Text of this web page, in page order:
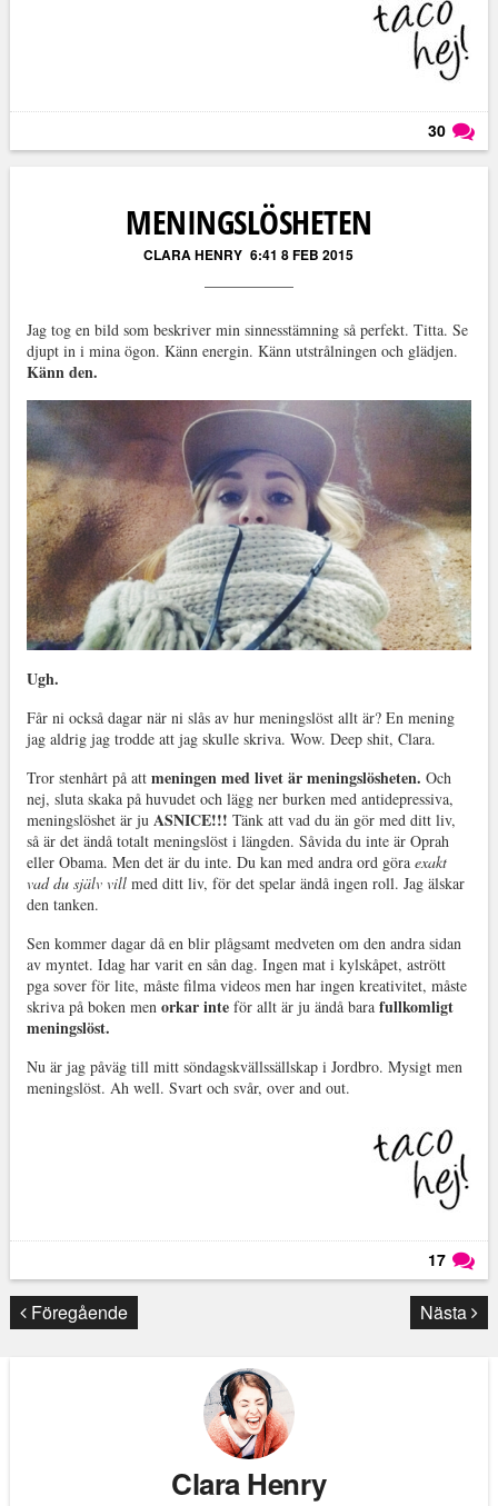
30
MENINGSLÖSHETEN
CLARA HENRY 6:41 8 FEB 2015
Jag tog en bild som beskriver min sinnesstämning så perfekt. Titta. Se
djupt in i mina ögon. Känn energin. Känn utstrålningen och glädjen.
Känn den.
Ugh.
Får ni också dagar när ni slås av hur meningslöst allt är? En mening
jag aldrig jag trodde att jag skulle skriva. Wow. Deep shit, Clara.
Tror stenhårt på att meningen med livet är meningslösheten. Och
nej, sluta skaka på huvudet och lägg ner burken med antidepressiva,
meningslöshet är ju ASNICE!!! Tänk att vad du än gör med ditt liv,
så är det ändå totalt meningslöst i längden. Såvida du inte är Oprah
eller Obama. Men det är du inte. Du kan med andra ord göra exakt
vad du själv vill med ditt liv, för det spelar ändå ingen roll. Jag älskar
den tanken.
Sen kommer dagar då en blir plågsamt medveten om den andra sidan
av myntet. Idag har varit en sån dag. Ingen mat i kylskåpet, astrött
pga sover för lite, måste filma videos men har ingen kreativitet, måste
skriva på boken men orkar inte för allt är ju ändå bara fullkomligt
meningslöst.
Nu är jag påväg till mitt söndagskvällssällskap i Jordbro. Mysigt men
meningslöst. Ah well. Svart och svår, over and out.
17
Läs kommentarer (17)
Föregående Nästa
Clara Henry